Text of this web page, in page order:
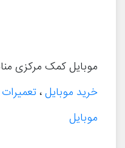
موبایل کمک مرکزی
خرید موبایل،
موبایل